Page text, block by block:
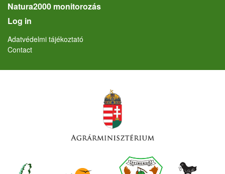
Natura2000 monitorozás
User account menu
Log in
Lábléc
Adatvédelmi tájékoztató
Contact